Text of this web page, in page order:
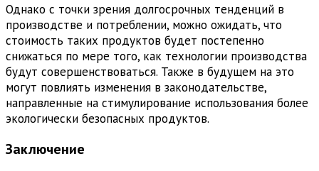
Однако с точки зрения долгосрочных тенденций в
производстве и потреблении, можно ожидать, что
стоимость таких продуктов будет постепенно
снижаться по мере того, как технологии производства
будут совершенствоваться. Также в будущем на это
могут повлиять изменения в законодательстве,
направленные на стимулирование использования более
экологически безопасных продуктов.
Заключение